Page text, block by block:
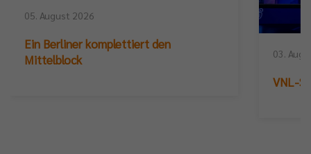
05. August 2026
Ein Berliner komplettiert den
Mittelblock
03.
VNL-